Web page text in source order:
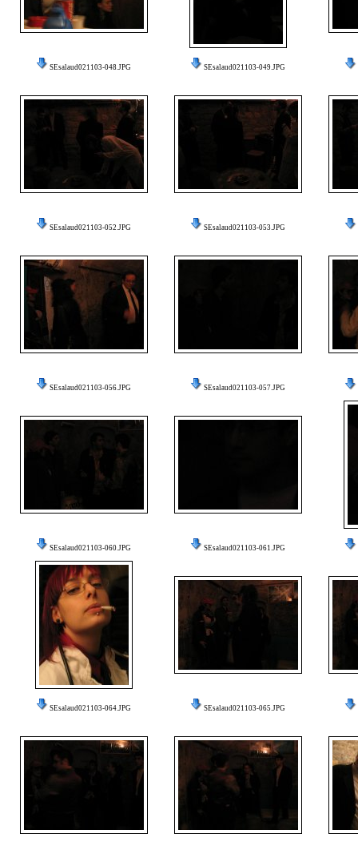
SEsalaud021103-048.JPG SEsalaud021103-049.JPG
SEsalaud021103-052.JPG SEsalaud021103-053.JPG
SEsalaud021103-056.JPG SEsalaud021103-057.JPG
SEsalaud021103-060.JPG SEsalaud021103-061.JPG
SEsalaud021103-064.JPG SEsalaud021103-065.JPG